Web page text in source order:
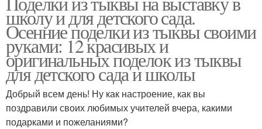
школу и для детского сада.
Осенние поделки из тыквы своими
руками: 12 красивых и
оригинальных поделок из тыквы
для детского сада и школы
Добрый всем день! Ну как настроение, как вы
поздравили своих любимых учителей вчера, какими
подарками и пожеланиями?